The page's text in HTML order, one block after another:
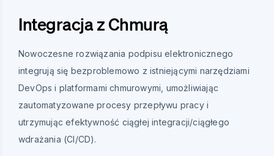
Integracja z Chmurą
Nowoczesne rozwiązania podpisu elektronicznego
integrują się bezproblemowo z istniejącymi narzędziami
DevOps i platformami chmurowymi, umożliwiając
zautomatyzowane procesy przepływu pracy i
utrzymując efektywność ciągłej integracji/ciągłego
wdrażania (CI/CD).